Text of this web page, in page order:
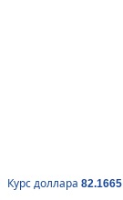
Курс доллара 82.1665